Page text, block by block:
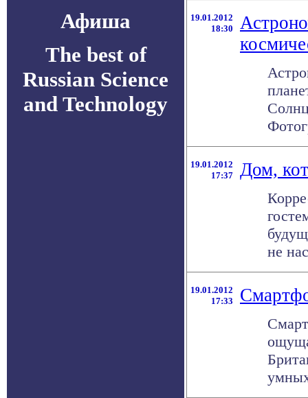
Афиша
The best of
Russian Science
and Technology
19.01.2012
18:30
19.01.2012
17:37
Дом,
не
19.01.2012
17:33